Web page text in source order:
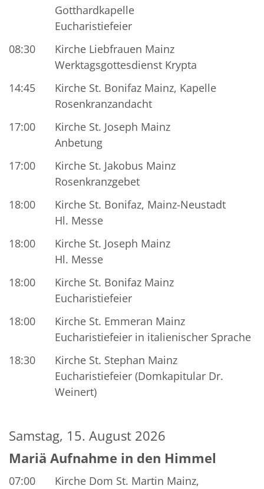
Gotthardkapelle
Eucharistiefeier
08:30
Kirche Liebfrauen Mainz
Werktagsgottesdienst Krypta
14:45
Kirche St. Bonifaz Mainz, Kapelle
Rosenkranzandacht
17:00
Kirche St. Joseph Mainz
Anbetung
17:00
Kirche St. Jakobus Mainz
Rosenkranzgebet
18:00
Kirche St. Bonifaz, Mainz-Neustadt
Hl. Messe
18:00
Kirche St. Joseph Mainz
Hl. Messe
18:00
Kirche St. Bonifaz Mainz
Eucharistiefeier
18:00
Kirche St. Emmeran Mainz
Eucharistiefeier in italienischer Sprache
18:30
Kirche St. Stephan Mainz
Eucharistiefeier (Domkapitular Dr.
Weinert)
Samstag, 15. August 2026
Mariä Aufnahme in den Himmel
07:00
Kirche Dom St. Martin Mainz,